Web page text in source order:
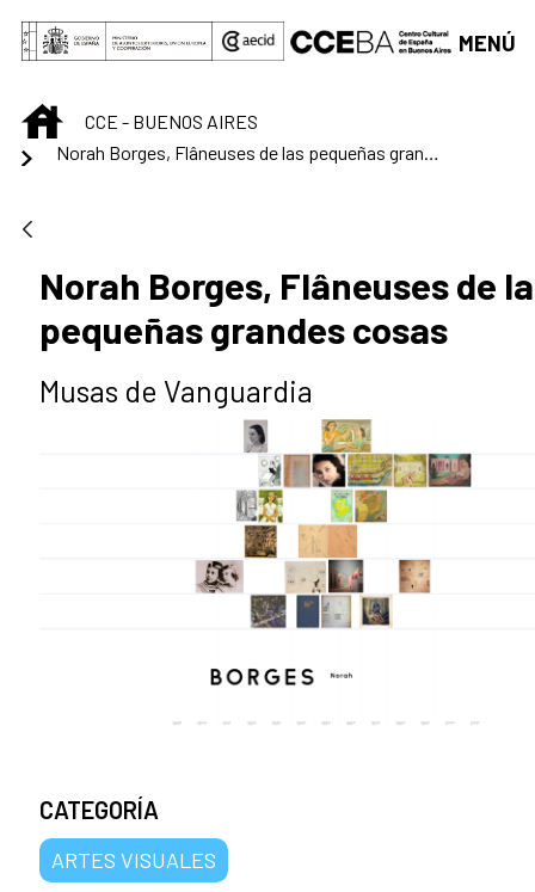
Saltar al contenido principal
MENÚ
INICIOCCE - BUENOS AIRES
Norah Borges, Flâneuses de las pequeñas grandes cosas
Norah Borges, Flâneuses de
pequeñas grandes cosas
Musas de Vanguardia
CATEGORÍA
ARTES VISUALES